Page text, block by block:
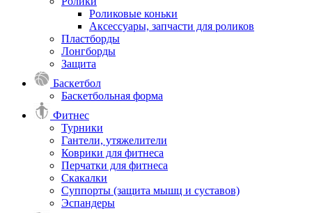
Роликовые коньки
Аксессуары, запчасти для роликов
Пластборды
Лонгборды
Защита
Баскетбол
Баскетбольная форма
Фитнес
Турники
Гантели, утяжелители
Коврики для фитнеса
Перчатки для фитнеса
Скакалки
Суппорты (защита мышц и суставов)
Эспандеры